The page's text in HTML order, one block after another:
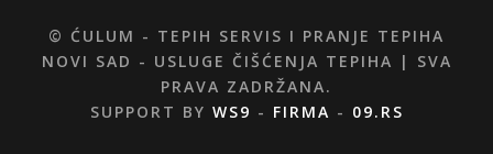
© ĆULUM - TEPIH SERVIS I PRANJE TEPIHA
NOVI SAD - USLUGE ČIŠĆENJA TEPIHA | SVA
PRAVA ZADRŽANA.
SUPPORT BY WS9 - FIRMA - 09.RS